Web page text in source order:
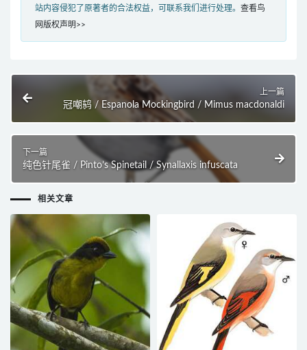
站内容侵犯了原著者的合法权益，可联系我们进行处理。 查看鸟
网版权声明>>
上一篇
冠嘲鸫 / Espanola Mockingbird / Mimus macdonaldi
下一篇
纯色针尾雀 / Pinto’s Spinetail / Synallaxis infuscata
相关文章